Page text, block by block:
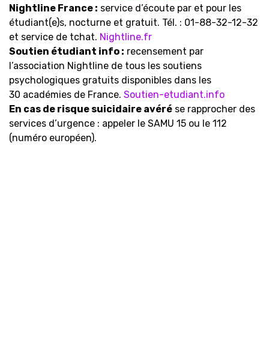
Nightline France : service d’écoute par et pour les
étudiant(e)s, nocturne et gratuit. Tél. : 01-88-32-12-32
et service de tchat. Nightline.fr
Soutien étudiant info : recensement par
l’association Nightline de tous les soutiens
psychologiques gratuits disponibles dans les
30 académies de France. Soutien-etudiant.info
En cas de risque suicidaire avéré se rapprocher des
services d’urgence : appeler le SAMU 15 ou le 112
(numéro européen).